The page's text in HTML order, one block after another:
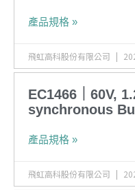
產品規格 »
飛虹高科股份有限公司
EC1466｜60V,
synchronous
產品規格 »
飛虹高科股份有限公司